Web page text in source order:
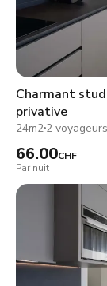
Charmant
privative
24m2 2 voyageurs
66.00CHF
Par nuit